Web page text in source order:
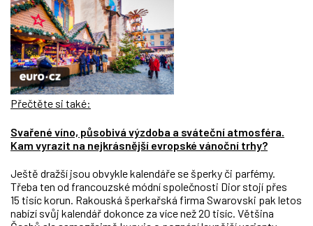
Přečtěte si také:
Svařené víno, působivá výzdoba a sváteční atmosféra.
Kam vyrazit na nejkrásnější evropské vánoční trhy?
Ještě dražší jsou obvykle kalendáře se šperky či parfémy.
Třeba ten od francouzské módní společnosti Dior stojí přes
15 tisíc korun. Rakouská šperkařská firma Swarovski pak letos
nabízí svůj kalendář dokonce za více než 20 tisíc. Většina